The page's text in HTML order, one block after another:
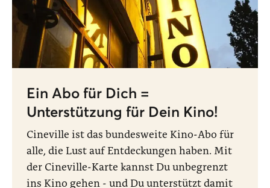
Ein Abo für Dich =
Unterstützung für Dein Kino!
Cineville ist das bundesweite Kino-Abo für
alle, die Lust auf Entdeckungen haben. Mit
der Cineville-Karte kannst Du unbegrenzt
ins Kino gehen - und Du unterstützt damit